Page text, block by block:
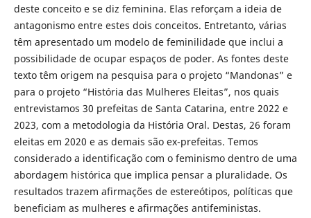
deste conceito e se diz feminina. Elas reforçam a ideia de
antagonismo entre estes dois conceitos. Entretanto, várias
têm apresentado um modelo de feminilidade que inclui a
possibilidade de ocupar espaços de poder. As fontes deste
texto têm origem na pesquisa para o projeto “Mandonas” e
para o projeto “História das Mulheres Eleitas”, nos quais
entrevistamos 30 prefeitas de Santa Catarina, entre 2022 e
2023, com a metodologia da História Oral. Destas, 26 foram
eleitas em 2020 e as demais são ex-prefeitas. Temos
considerado a identificação com o feminismo dentro de uma
abordagem histórica que implica pensar a pluralidade. Os
resultados trazem afirmações de estereótipos, políticas que
beneficiam as mulheres e afirmações antifeministas.